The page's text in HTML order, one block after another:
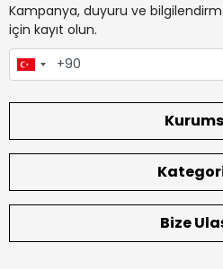
Kampanya, duyuru ve
için kayıt olun.
Bize